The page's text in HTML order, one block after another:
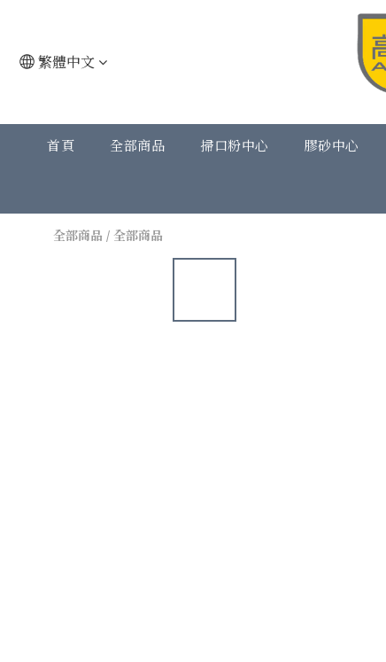
繁體中文
首頁 全部商品 掃口粉中心 膠砂中心
全部商品 / 全部商品